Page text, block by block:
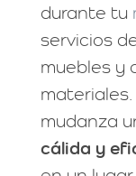
durante tu
servicios
muebles y
mudanza
cálida y